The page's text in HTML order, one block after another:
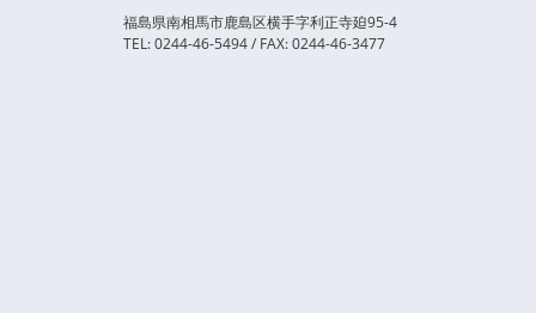
福島県南相馬市鹿島区横手字利正寺廹95-4
TEL: 0244-46-5494 / FAX: 0244-46-3477